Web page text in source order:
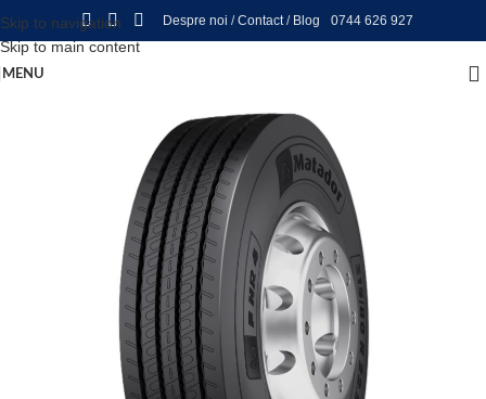
Skip to navigation
Skip to main content
Despre noi /Contact/ Blog 0744 626 927
MENU